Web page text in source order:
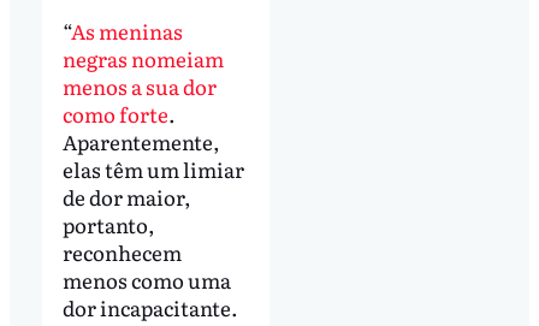
“As meninas
negras nomeiam
menos a sua dor
como forte.
Aparentemente,
elas têm um limiar
de dor maior,
portanto,
reconhecem
menos como uma
dor incapacitante.